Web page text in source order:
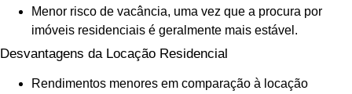
Menor risco de vacância, uma vez que a procura por
imóveis residenciais é geralmente mais estável.
Desvantagens da Locação Residencial
Rendimentos menores em comparação à locação